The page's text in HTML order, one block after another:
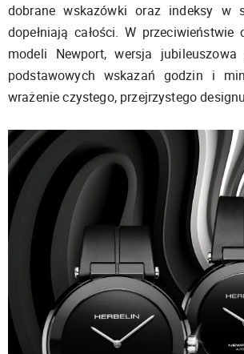
dobrane wskazówki oraz indeksy w
dopełniają całości. W przeciwieństwie
modeli Newport, wersja
podstawowych wskazań godzin i
wrażenie czystego, przejrzystego